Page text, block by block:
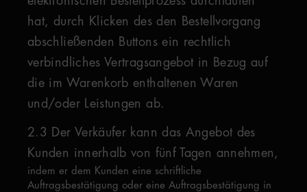
hat, durch Klicken des den Bestellvorgang
abschließenden Buttons ein rechtlich
verbindliches Vertragsangebot in Bezug auf
die im Warenkorb enthaltenen Waren
und/oder Leistungen ab.
2.3 Der Verkäufer kann das Angebot des
Kunden innerhalb von fünf Tagen annehmen,
indem er dem Kunden eine schriftliche
Auftragsbestätigung oder eine Auftragsbestätigung in